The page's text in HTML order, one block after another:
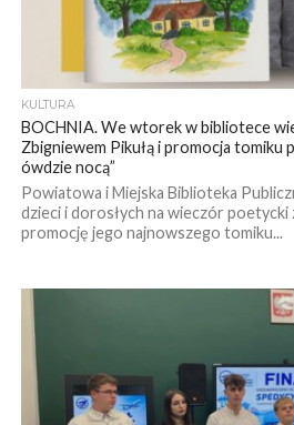
KULTURA
BOCHNIA. We wtorek w bibliotece
Zbigniewem Pikułą i promocja tomiku
ówdzie nocą”
Powiatowa i Miejska Biblioteka
dzieci i dorosłych na wieczór poetycki
promocję jego najnowszego tomiku...